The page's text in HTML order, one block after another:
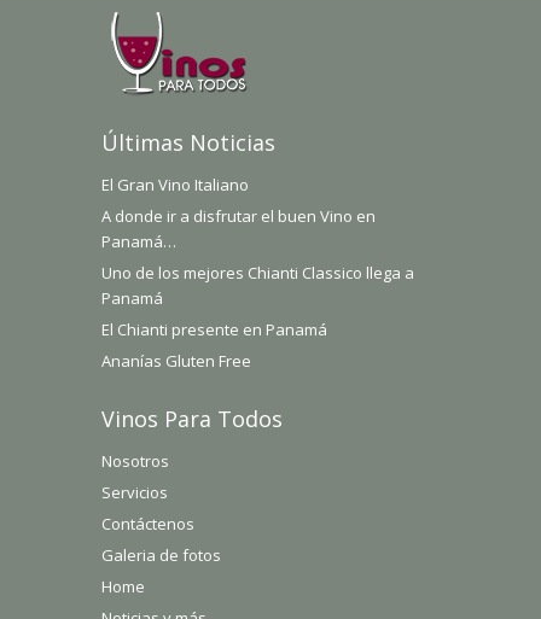
Últimas Noticias
El Gran Vino Italiano
A donde ir a disfrutar el buen Vino en
Panamá…
Uno de los mejores Chianti Classico llega a
Panamá
El Chianti presente en Panamá
Ananías Gluten Free
Vinos Para Todos
Nosotros
Servicios
Contáctenos
Galeria de fotos
Home